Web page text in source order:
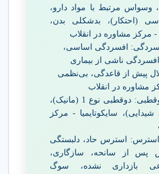
وسواس مرتبط با مواد دارو،
(احتکار)، بدشکلی بدن،
مشاوره در انقلاب
افسردگی اساسی،
افسردگی ناشی از بیماری
پیش از قاعدگی، بی‌نظمی
در انقلاب
- درمان اختلال دوقطبی: دوقطبی نوع 1 (مانیک)،
شیدایی)، سایکوتایمیا - مرکز
استرس حاد، دلبستگی
پس از سانحه، سازگاری،
بازداری نشده، سوگ